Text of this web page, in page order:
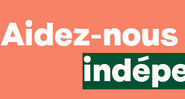
Aidez-